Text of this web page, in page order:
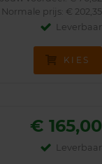
Normale prijs: € 202,35
Leverbaar
KIES
€ 165,00
Leverbaar